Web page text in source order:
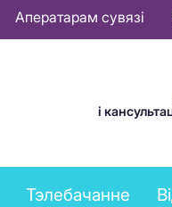
Аператарам сувязі
і
Тэлебачанне